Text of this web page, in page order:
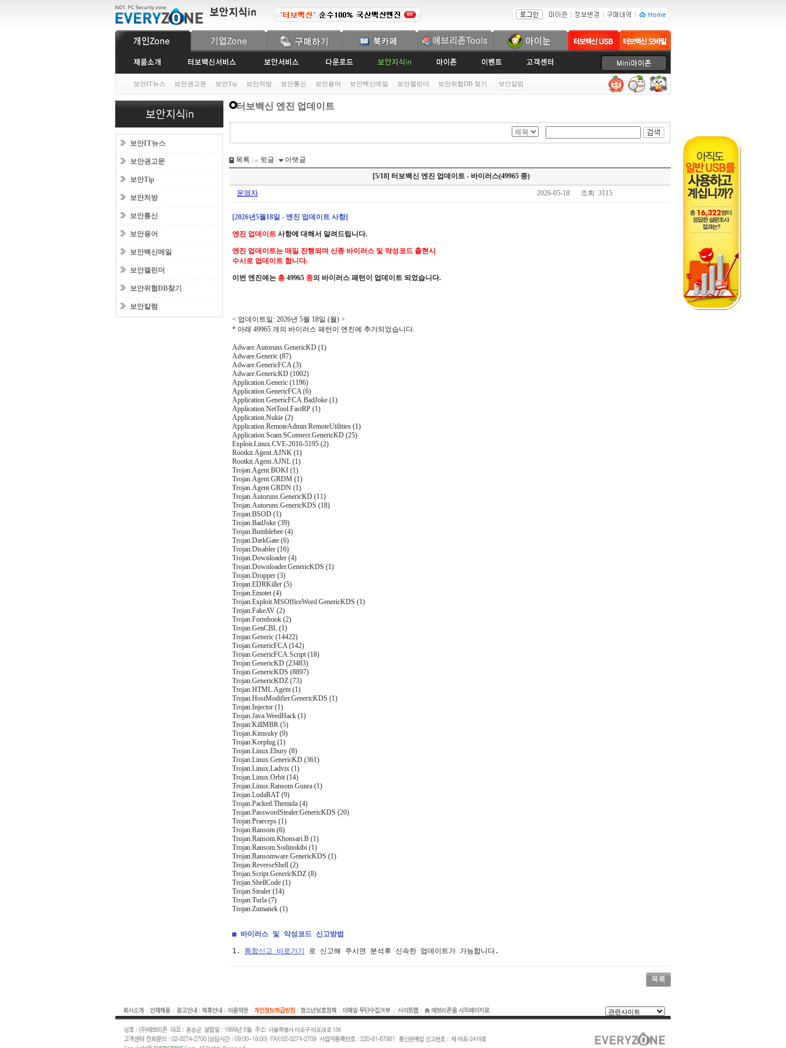
보안IT뉴스 보안권고문 보안Tip 보안처방 보안통신 보안용어 보안백신메일 보안캘린더 보안위협DB 찾기 보안칼럼
보안IT뉴스
보안권고문
보안Tip
보안처방
보안통신
보안용어
보안백신메일
보안캘린더
보안위협DB찾기
보안칼럼
터보백신 엔진 업데이트
목록 윗글
아랫글
[5/18] 터보백신 엔진 업데이트 - 바이러스(49965 종)
운영자 2026-05-18 조회 3115
[2026년5월18일 - 엔진 업데이트 사항]
엔진 업데이트 사항에 대해서 알려드립니다.
엔진 업데이트는 매일 진행되며 신종 바이러스 및 악성코드 출현시
수시로 업데이트 합니다.
이번 엔진에는 총 49965 종의 바이러스 패턴이 업데이트 되었습니다.
< 업데이트일: 2026년 5월 18일 (월) >
* 아래 49965 개의 바이러스 패턴이 엔진에 추가되었습니다.
Adware.Autoruns.GenericKD (1)
Adware.Generic (87)
Adware.GenericFCA (3)
Adware.GenericKD (1002)
Application.Generic (1196)
Application.GenericFCA (6)
Application.GenericFCA.BadJoke (1)
Application.NetTool.FastRP (1)
Application.Nukie (2)
Application.RemoteAdmin.RemoteUtilities (1)
Application.Scam.SConnect.GenericKD (25)
Exploit.Linux.CVE-2016-5195 (2)
Rootkit.Agent.AJNK (1)
Rootkit.Agent.AJNL (1)
Trojan.Agent.BOKI (1)
Trojan.Agent.GRDM (1)
Trojan.Agent.GRDN (1)
Trojan.Autoruns.GenericKD (11)
Trojan.Autoruns.GenericKDS (18)
Trojan.BSOD (1)
Trojan.BadJoke (39)
Trojan.Bumblebee (4)
Trojan.DarkGate (6)
Trojan.Disabler (16)
Trojan.Downloader (4)
Trojan.Downloader.GenericKDS (1)
Trojan.Dropper (3)
Trojan.EDRKiller (5)
Trojan.Emotet (4)
Trojan.Exploit.MSOfficeWord.GenericKDS (1)
Trojan.FakeAV (2)
Trojan.Formbook (2)
Trojan.GenCBL (1)
Trojan.Generic (14422)
Trojan.GenericFCA (142)
Trojan.GenericFCA.Script (18)
Trojan.GenericKD (23483)
Trojan.GenericKDS (8897)
Trojan.GenericKDZ (73)
Trojan.HTML.Agent (1)
Trojan.HostModifier.GenericKDS (1)
Trojan.Injector (1)
Trojan.Java.WeedHack (1)
Trojan.KillMBR (5)
Trojan.Kimsuky (9)
Trojan.Korplug (1)
Trojan.Linux.Ebury (8)
Trojan.Linux.GenericKD (361)
Trojan.Linux.Ladvix (1)
Trojan.Linux.Orbit (14)
Trojan.Linux.Ransom.Gunra (1)
Trojan.LodaRAT (9)
Trojan.Packed.Themida (4)
Trojan.PasswordStealer.GenericKDS (20)
Trojan.Praeceps (1)
Trojan.Ransom (6)
Trojan.Ransom.Khonsari.B (1)
Trojan.Ransom.Sodinokibi (1)
Trojan.Ransomware.GenericKDS (1)
Trojan.ReverseShell (2)
Trojan.Script.GenericKDZ (8)
Trojan.ShellCode (1)
Trojan.Stealer (14)
Trojan.Turla (7)
Trojan.Zumanek (1)
■ 바이러스 및 악성코드 신고방법
1. 통합신고 바로가기 로 신고해 주시면 분석후 신속한 업데이트가 가능합니다.